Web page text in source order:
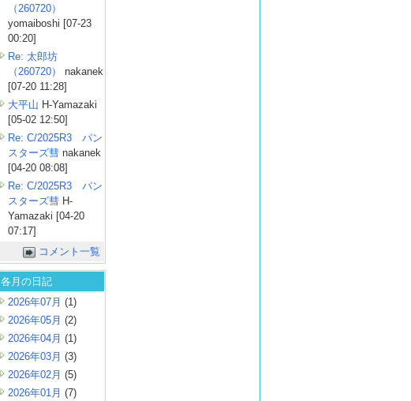
（260720）
yomaiboshi [07-23
00:20]
Re: 太郎坊
（260720）
nakanek
[07-20 11:28]
大平山 H-Yamazaki
[05-02 12:50]
Re: C/2025R3 パン
スターズ彗 nakanek
[04-20 08:08]
Re: C/2025R3 パン
スターズ彗 H-
Yamazaki [04-20
07:17]
コメント一覧
各月の日記
2026年07月 (1)
2026年05月 (2)
2026年04月 (1)
2026年03月 (3)
2026年02月 (5)
2026年01月 (7)